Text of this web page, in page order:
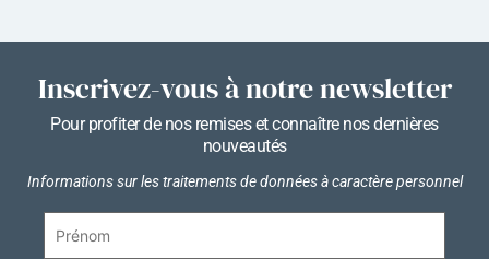
Inscrivez-vous à notre newsletter
Pour profiter de nos remises et connaître nos dernières
nouveautés
Informations sur les traitements de données à caractère personnel